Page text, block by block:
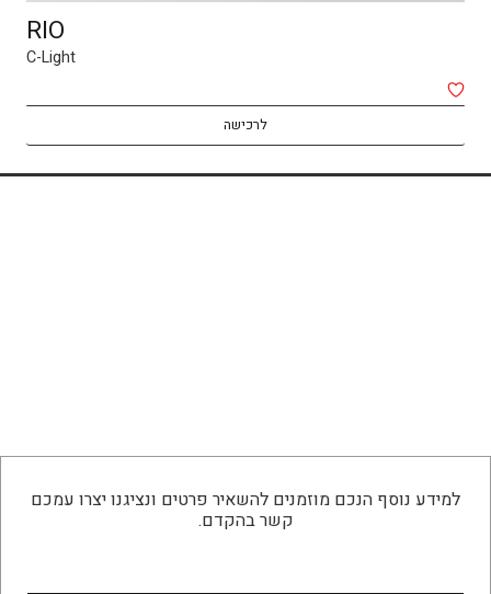
RIO
C-Light
לרכישה
למידע נוסף הנכם מוזמנים להשאיר פרטים ונציגנו יצרו עמכם
קשר בהקדם.